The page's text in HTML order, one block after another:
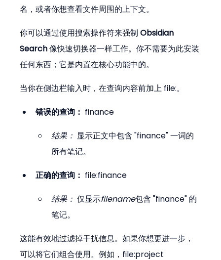
名，或者你想查看文件周围的上下文。
你可以通过使用搜索操作符来强制 Obsidian
Search 像快速切换器一样工作。你不需要为此安装
任何东西；它是内置在核心功能中的。
当你在侧边栏输入时，在查询内容前加上 file:。
错误的查询： finance
结果： 显示正文中包含 "finance" 一词的
所有笔记。
正确的查询： file:finance
结果： 仅显示filename包含 "finance" 的
笔记。
这能有效地过滤掉干扰信息。如果你想更进一步，
可以将它们组合使用。例如，file:project